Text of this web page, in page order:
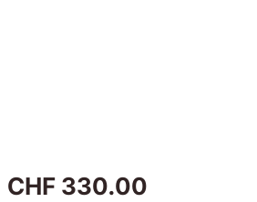
CHF 330.00